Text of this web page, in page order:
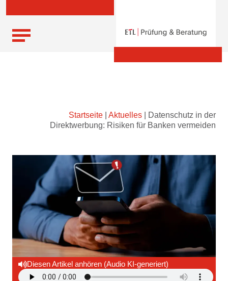
Startseite Aktuelles
Datenschutz in der
Direktwerbung: Risiken für Banken vermeiden
Diesen Artikel anhören (Audio KI-generiert)